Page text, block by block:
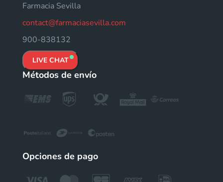
Farmacia Sevilla
contact@farmaciasevilla.com
900-838132
LIVE CHAT
Métodos de envío
Opciones de pago